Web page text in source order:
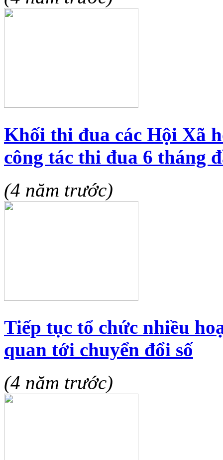
Khối thi đua các Hội Xã
công tác thi đua 6 tháng
(4 năm trước)
Tiếp tục tổ chức nhiều
quan tới chuyển đổi số
(4 năm trước)